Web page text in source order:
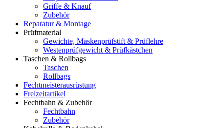
Griffe & Knauf
Zubehör
Reparatur & Montage
Prüfmaterial
Gewichte, Maskenprüfstift & Prüflehre
Westenprüfgewicht & Prüfkästchen
Taschen & Rollbags
Taschen
Rollbags
Fechtmeisterausrüstung
Freizeitartikel
Fechtbahn & Zubehör
Fechtbahn
Zubehör